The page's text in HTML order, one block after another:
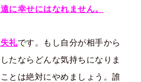
に幸せにはなれません。
礼です。もし自分が相手から
たならどんな気持ちになりま
とは絶対にやめましょう。誰